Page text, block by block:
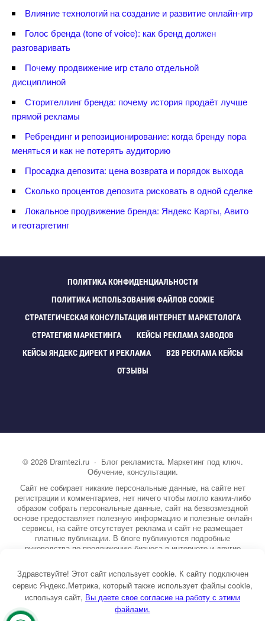
лияние технологий на создание и развитие онлайн-игр
Голос бренда (tone of voice): как бренд должен
разговаривать
Почему продвижение игр стало отдельной
дисциплиной
Сторителлинг бренда: почему история продаёт лучше
прямой рекламы
Ребрендинг и репозиционирование: когда бренду пора
меняться и как не потерять аудиторию
Просадка депозита: цена возврата и порядок выхода
Сколько процентов депозита рисковать в одной сделке
Локальное продвижение бренда: Яндекс Карты, Авито
и геотаргетин
ПОЛИТИКА КОНФИДЕНЦИАЛЬНОСТИ
ПОЛИТИКА ИСПОЛЬЗОВАНИЯ ФАЙЛОВ COOKIE
СТРАТЕГИЧЕСКАЯ КОНСУЛЬТАЦИЯ ИНТЕРНЕТ МАРКЕТОЛОГА
СТРАТЕГИЯ МАРКЕТИНГА
КЕЙСЫ РЕКЛАМА ЗАВОДО
КЕЙСЫ ЯНДЕКС ДИРЕКТ И РЕКЛАМА
B2B РЕКЛАМА КЕЙСЫ
ОТЗЫВЫ
© 2026 Dramtezi.ru· Блог рекламиста. Маркетинг под ключ.
Обучение, консультации.
Сайт не собирает никакие персональные данные, на сайте нет
регистрации и комментариев, нет ничего чтобы могло каким-либо
образом собрать персональные данные, сайт на безвозмездной
основе предоставляет полезную информацию и полезные онлайн
сервисы, на сайте отсутствует реклама и сайт не размещает
платные публикации. В блоге публикуются подробные
руководства по продвижению бизнеса в интернете и другие
информацию о маркетинге, рекламе, копирайтинге и другие темы.
На сайте опубликовано более 3000 статей.
Тема от GoodwinPress.ru
Здравствуйте! Этот сайт использует cookie. К сайту подключен
сервис Яндекс.Метрика, который также использует файлы cookie,
используя сайт, ы даете свое согласие на работу с этими
файлами.